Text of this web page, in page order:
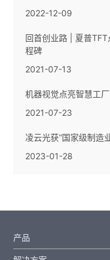
2022-12-09
回首创业路 | 夏普
程碑
2021-07-13
机器视觉点亮智慧工厂
2021-07-23
凌云光获“国家级制造
2023-01-28
产品